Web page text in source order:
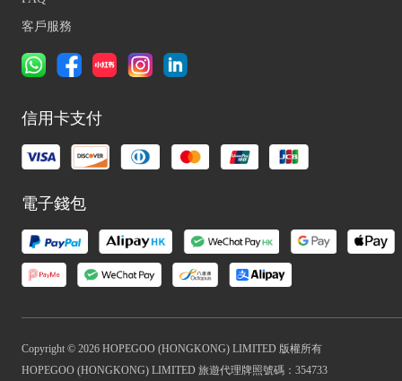
客戶服務
信用卡支付
電子錢包
Copyright © 2026 HOPEGOO (HONGKONG) LIMITED 版權所有
HOPEGOO (HONGKONG) LIMITED 旅遊代理牌照號碼：354733